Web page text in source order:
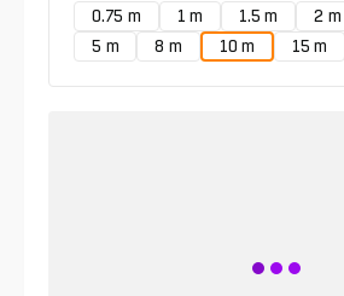
0.75 m 1 m 1.5 m 2 m
5 m
8 m 10 m 15 m